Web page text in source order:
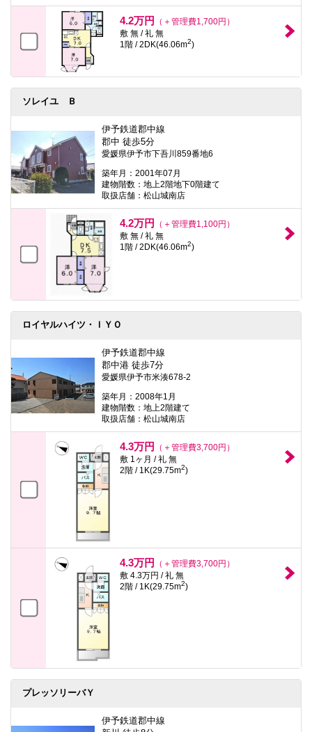
4.2万円
（＋管理費1,700円）
敷 無 / 礼 無
1階 / 2DK(46.06m2)
ソレイユ Ｂ
伊予鉄道郡中線
郡中 徒歩5分
愛媛県伊予市下吾川859番地6
築年月：2001年07月
建物階数：地上2階地下0階建て
取扱店舗：松山城南店
4.2万円
（＋管理費1,100円）
敷 無 / 礼 無
1階 / 2DK(46.06m2)
ロイヤルハイツ・ＩＹＯ
伊予鉄道郡中線
郡中港 徒歩7分
愛媛県伊予市米湊678-2
築年月：2008年1月
建物階数：地上2階建て
取扱店舗：松山城南店
4.3万円
（＋管理費3,700円）
敷 1ヶ月 / 礼 無
2階 / 1K(29.75m2)
4.3万円
（＋管理費3,700円）
敷 4.3万円 / 礼 無
2階 / 1K(29.75m2)
プレッソリーバＹ
伊予鉄道郡中線